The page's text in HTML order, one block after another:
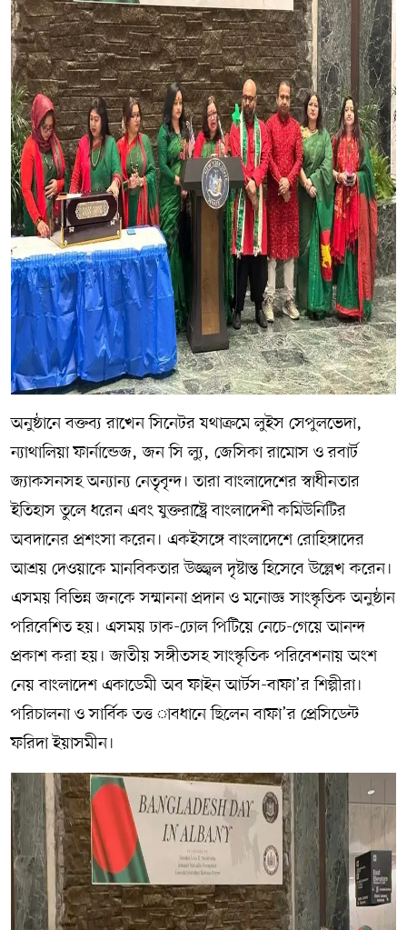
অনুষ্ঠানে বক্তব্য রাখেন সিনেটর যথাক্রমে লুইস সেপুলভেদা,
ন্যাথালিয়া ফার্নান্ডেজ, জন সি ল্যু, জেসিকা রামোস ও রবার্ট
জ্যাকসনসহ অন্যান্য নেতৃবৃন্দ। তারা বাংলাদেশের স্বাধীনতার
ইতিহাস তুলে ধরেন এবং যুক্তরাষ্ট্রে বাংলাদেশী কমিউনিটির
অবদানের প্রশংসা করেন। একইসঙ্গে বাংলাদেশে রোহিঙ্গাদের
আশ্রয় দেওয়াকে মানবিকতার উজ্জ্বল দৃষ্টান্ত হিসেবে উল্লেখ করেন।
এসময় বিভিন্ন জনকে সম্মাননা প্রদান ও মনোজ্ঞ সাংস্কৃতিক অনুষ্ঠান
পরিবেশিত হয়। এসময় ঢাক-ঢোল পিটিয়ে নেচে-গেয়ে আনন্দ
প্রকাশ করা হয়। জাতীয় সঙ্গীতসহ সাংস্কৃতিক পরিবেশনায় অংশ
নেয় বাংলাদেশ একাডেমী অব ফাইন আর্টস-বাফা’র শিল্পীরা।
পরিচালনা ও সার্বিক তত্ত¡াবধানে ছিলেন বাফা’র প্রেসিডেন্ট
ফরিদা ইয়াসমীন।